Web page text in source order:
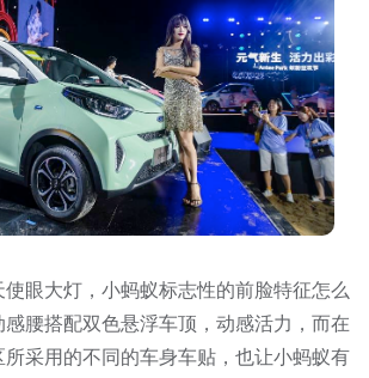
眼大灯，小蚂蚁标志性的前脸特征怎么
腰搭配双色悬浮车顶，动感活力，而在
采用的不同的车身车贴，也让小蚂蚁有